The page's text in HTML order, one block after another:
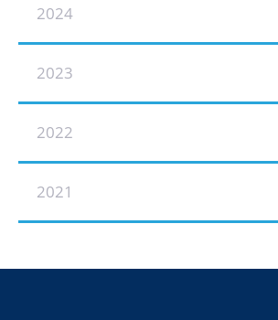
2024
2023
2022
2021